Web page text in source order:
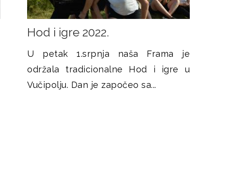
Hod i igre 2022.
U petak 1.srpnja naša Frama je
održala tradicionalne Hod i igre u
Vučipolju. Dan je započeo sa...